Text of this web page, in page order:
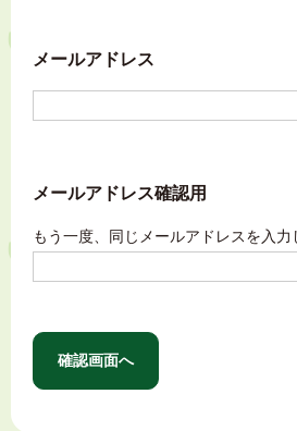
メールアドレス
メールアドレス確認用
もう一度、同じメールアドレスを入力